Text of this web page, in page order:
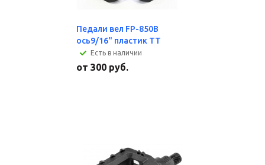
Педали вел FP-850B
ось9/16" пластик TT
Есть в наличии
от 300 руб.